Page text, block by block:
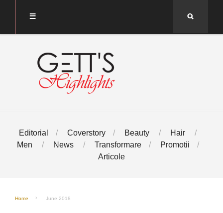
Editorial Coverstory Beauty
Hair
Men
News Transformare
Promotii
Articole
Home June 2018